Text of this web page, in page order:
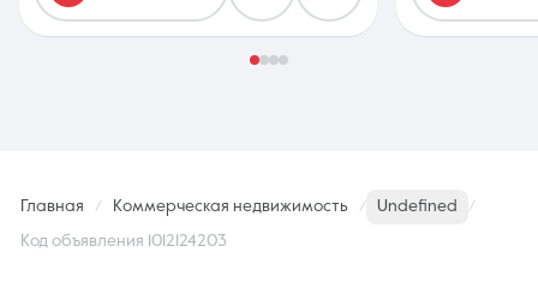
Главная Коммерческая недвижимость Undefined
Код объявления 1012124203